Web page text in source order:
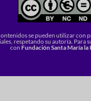
se pueden utilizar con
respetando su autoría. Para
con Fundación Santa María la